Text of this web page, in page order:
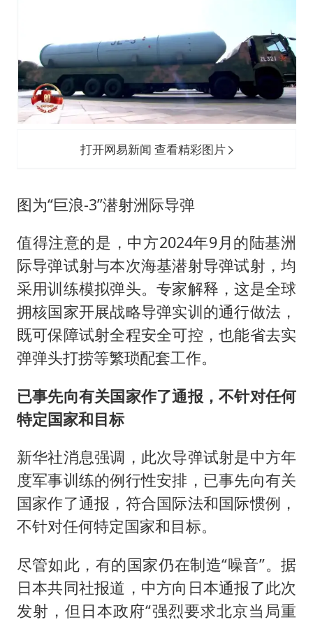
打开网易新闻 查看精彩图片
图为“巨浪-3”潜射洲际导弹
值得注意的是，中方2024年9月的陆基洲
际导弹试射与本次海基潜射导弹试射，均
采用训练模拟弹头。专家解释，这是全球
拥核国家开展战略导弹实训的通行做法，
既可保障试射全程安全可控，也能省去实
弹弹头打捞等繁琐配套工作。
已事先向有关国家作了通报，不针对任何
特定国家和目标
新华社消息强调，此次导弹试射是中方年
度军事训练的例行性安排，已事先向有关
国家作了通报，符合国际法和国际惯例，
不针对任何特定国家和目标。
尽管如此，有的国家仍在制造“噪音”。据
日本共同社报道，中方向日本通报了此次
发射，但日本政府“强烈要求北京当局重